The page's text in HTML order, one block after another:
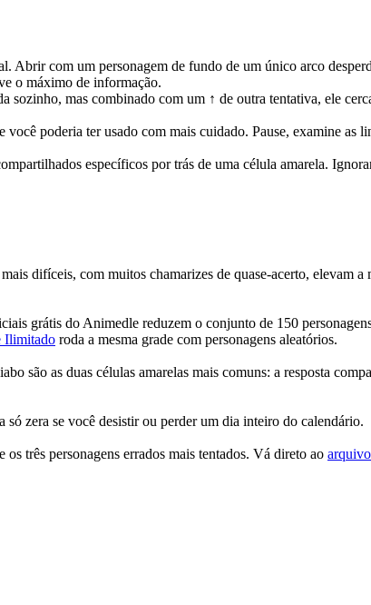
Abrir com um personagem de fundo de um único arco
o máximo de informação.
sozinho, mas combinado com um ↑ de outra tentativa, ele
poderia ter usado com mais cuidado. Pause, examine as
específicos por trás de uma célula amarela.
difíceis, com muitos chamarizes de quase-acerto, elevam
grátis do Animedle reduzem o conjunto de 150
Ilimitado roda a mesma grade com personagens aleatórios.
são as duas células amarelas mais comuns: a resposta
zera se você desistir ou perder um dia inteiro do calendário.
três personagens errados mais tentados. Vá direto ao